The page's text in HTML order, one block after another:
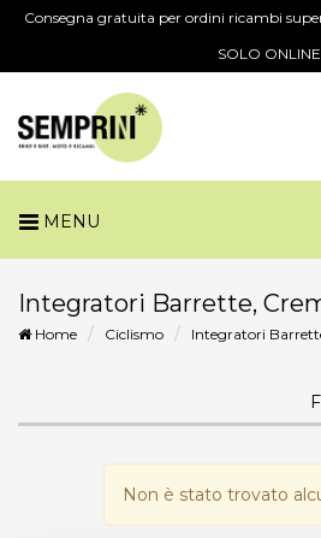
Consegna gratuita per ordini ricambi
SOLO ONLINE
MENU
Integratori Barrette,
Home Ciclismo Integratori
Non è stato trovato